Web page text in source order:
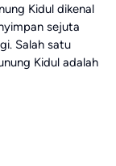
Kidul dikenal
sejuta
Salah satu
Kidul adalah